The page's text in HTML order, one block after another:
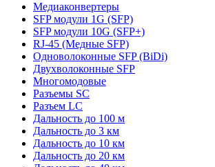
Медиаконвертеры
SFP модули 1G (SFP)
SFP модули 10G (SFP+)
RJ-45 (Медные SFP)
Одноволоконные SFP (BiDi)
Двухволоконные SFP
Многомодовые
Разъемы SC
Разъем LC
Дальность до 100 м
Дальность до 3 км
Дальность до 10 км
Дальность до 20 км